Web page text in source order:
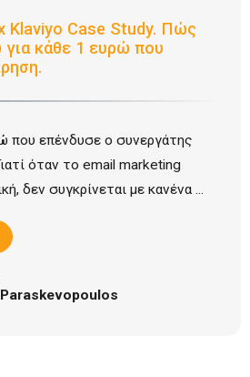
Klaviyo Case Study. Πώς
κάθε 1 ευρώ που
που επένδυσε ο συνεργάτης
όταν το email marketing
δεν συγκρίνεται με κανένα ...